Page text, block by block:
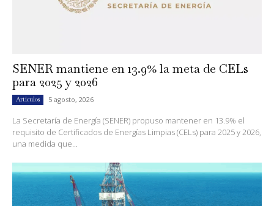
SENER mantiene en 13.9% la meta de CELs
para 2025 y 2026
Artículos 5 agosto, 2026
La Secretaría de Energía (SENER) propuso mantener en 13.9% el
requisito de Certificados de Energías Limpias (CELs) para 2025 y 2026,
una medida que...